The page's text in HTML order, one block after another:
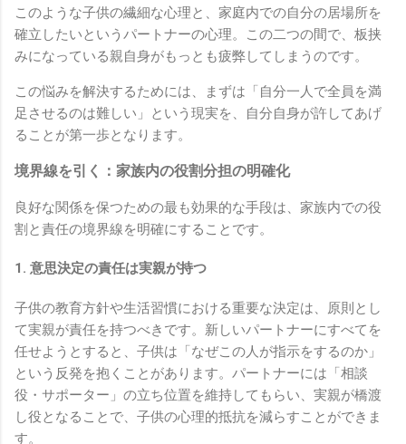
このような子供の繊細な心理と、家庭内での自分の居場所を
確立したいというパートナーの心理。この二つの間で、板挟
みになっている親自身がもっとも疲弊してしまうのです。
この悩みを解決するためには、まずは「自分一人で全員を満
足させるのは難しい」という現実を、自分自身が許してあげ
ることが第一歩となります。
境界線を引く：家族内の役割分担の明確化
良好な関係を保つための最も効果的な手段は、家族内での役
割と責任の境界線を明確にすることです。
1. 意思決定の責任は実親が持つ
子供の教育方針や生活習慣における重要な決定は、原則とし
て実親が責任を持つべきです。新しいパートナーにすべてを
任せようとすると、子供は「なぜこの人が指示をするのか」
という反発を抱くことがあります。パートナーには「相談
役・サポーター」の立ち位置を維持してもらい、実親が橋渡
し役となることで、子供の心理的抵抗を減らすことができま
す。